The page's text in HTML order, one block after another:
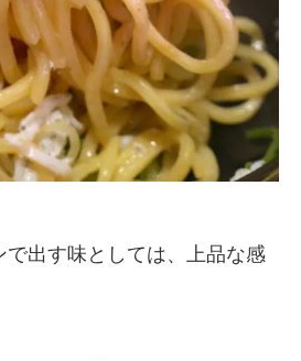
で出す味としては、上品な感